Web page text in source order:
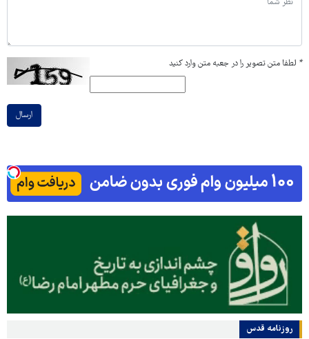
* لطفا متن تصویر را در جعبه متن وارد کنید
ارسال
روزنامه قدس